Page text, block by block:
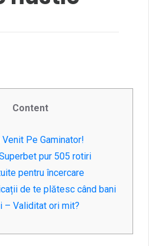
Content
Venit Pe Gaminator!
pur 505 rotiri
pentru încercare
de te plătesc când bani
– Validitat ori mit?